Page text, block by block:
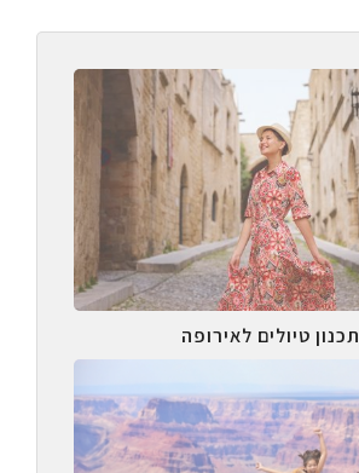
תכנון טיולים לאירופה